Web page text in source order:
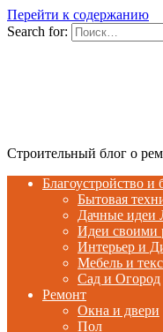
Перейти к содержанию
Search for:
Строительный блог о
Благоустройство и
Бытовая
Дачные идеи
Идеи своими
Интерьер и
Мебель и
Сад и Огород
Ремонт
Окна и двери
Пол